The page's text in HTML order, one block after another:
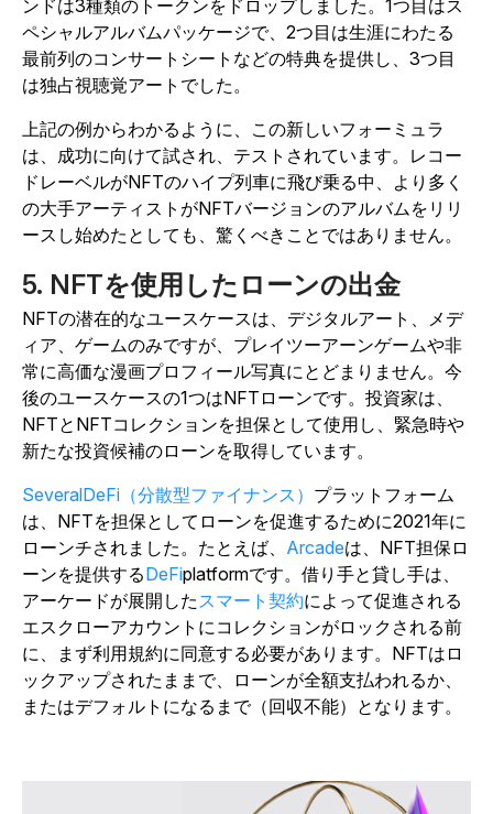
ンドは3種類のトークンをドロップしました。1つ目はス
ペシャルアルバムパッケージで、2つ目は生涯にわたる
最前列のコンサートシートなどの特典を提供し、3つ目
は独占視聴覚アートでした。
上記の例からわかるように、この新しいフォーミュラ
は、成功に向けて試され、テストされています。レコー
ドレーベルがNFTのハイプ列車に飛び乗る中、より多く
の大手アーティストがNFTバージョンのアルバムをリリ
ースし始めたとしても、驚くべきことではありません。
5. NFTを使用したローンの出金
NFTの潜在的なユースケースは、デジタルアート、メデ
ィア、ゲームのみですが、プレイツーアーンゲームや非
常に高価な漫画プロフィール写真にとどまりません。今
後のユースケースの1つはNFTローンです。投資家は、
NFTとNFTコレクションを担保として使用し、緊急時や
新たな投資候補のローンを取得しています。
SeveralDeFi（分散型ファイナンス） プラットフォーム
は、NFTを担保としてローンを促進するために2021年に
ローンチされました。たとえば、 Arcadeは、NFT担保ロ
ーンを提供するDeFiplatformです。借り手と貸し手は、
アーケードが展開した スマート契約によって促進される
エスクローアカウントにコレクションがロックされる前
に、まず利用規約に同意する必要があります。NFTはロ
ックアップされたままで、ローンが全額支払われるか、
またはデフォルトになるまで（回収不能）となります。